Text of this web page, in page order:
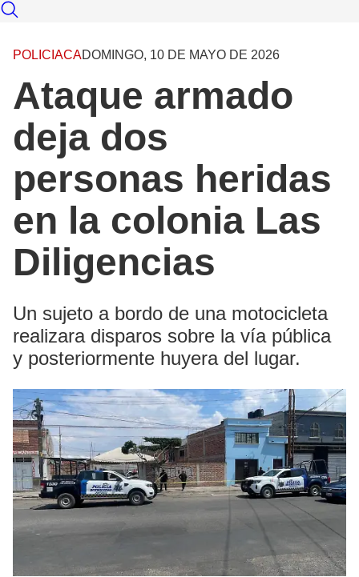
POLICIACADOMINGO, 10 DE MAYO DE 2026
Ataque armado
deja dos
personas heridas
en la colonia Las
Diligencias
Un sujeto a bordo de una motocicleta
realizara disparos sobre la vía pública
y posteriormente huyera del lugar.